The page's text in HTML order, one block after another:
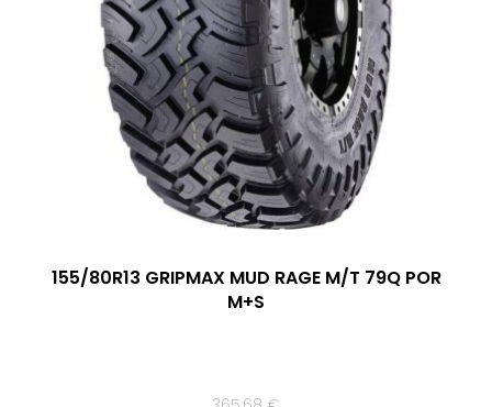
155/80R13 GRIPMAX MUD RAGE M/T 79Q POR
M+S